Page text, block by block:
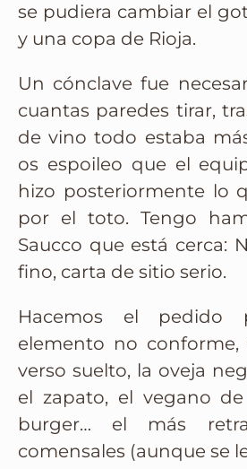
se pudiera cambiar el
y una copa de Rioja.
Un cónclave fue
cuantas paredes tirar,
de vino todo estaba
os espoileo que el
hizo posteriormente lo
por el toto. Tengo
Saucco que está cerca:
fino, carta de sitio serio.
Hacemos el pedido
elemento no conforme,
verso suelto, la oveja
el zapato, el vegano
burger… el más
comensales (aunque se